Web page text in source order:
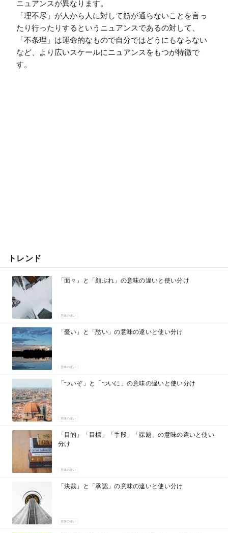
ニュアンスが異なります。
「理不尽」が人から人に対して筋が通らないことを言っ
たり行ったりするというニュアンスであるの対して、
「不条理」は運命的なもので自分ではどうにもならない
など、より広いスケールにニュアンスをもつが特徴で
す。
トレンド
「面々」と「顔ぶれ」の意味の違いと使い分け
意味の違い
「憂い」と「愁い」の意味の違いと使い分け
意味の違い
「ついぞ」と「ついに」の意味の違いと使い分け
意味の違い
「目的」「目標」「手段」「課題」の意味の違いと使い
分け
意味の違い
「決裁」と「承認」の意味の違いと使い分け
意味の違い